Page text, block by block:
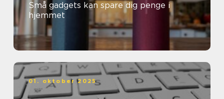
Små gadgets kan spare dig penge i
hjemmet
01. oktober 2025